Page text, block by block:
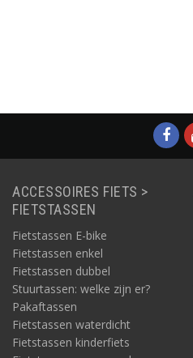
ACCESSOIRES FIETS >
FIETSTASSEN
Fietstassen E-bike
Fietstassen enkel
Fietstassen dubbel
Stuurtassen: welke zijn er?
Pakaftassen
Fietstassen waterdicht
Fietstassen kinderfiets